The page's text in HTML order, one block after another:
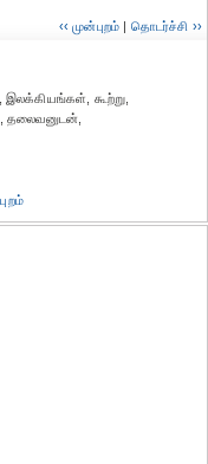
‹‹ முன்புறம் | தொடர்ச்சி ››
இலக்கியங்கள், கூற்று,
தலைவனுடன்,